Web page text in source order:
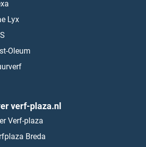
Lyx
Oleum
verf-plaza.nl
Verf-plaza
Breda